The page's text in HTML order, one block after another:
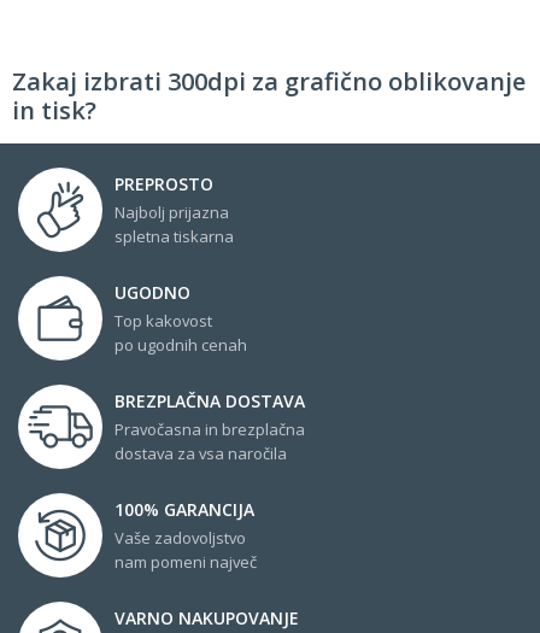
Zakaj izbrati 300dpi za grafično oblikovanje
in tisk?
PREPROSTO
Najbolj prijazna
spletna tiskarna
UGODNO
Top kakovost
po ugodnih cenah
BREZPLAČNA DOSTAVA
Pravočasna in brezplačna
dostava za vsa naročila
100% GARANCIJA
Vaše zadovoljstvo
nam pomeni največ
VARNO NAKUPOVANJE